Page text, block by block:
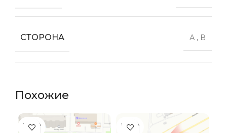
СТОРОНА А , В
Похожие
ПРОДА
НО
ПРОДА
НО